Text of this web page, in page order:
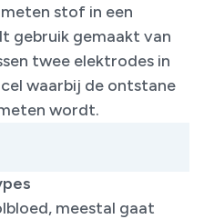
stof in een
gebruik gemaakt van
twee elektrodes in
waarbij de ontstane
wordt.
meestal gaat